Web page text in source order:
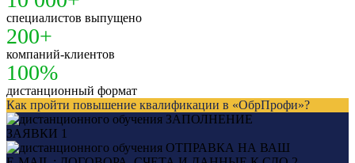
специалистов выпущено
200+
компаний-клиентов
100%
дистанционный формат
Как пройти повышение квалификации в «ОбрПрофи»?
ЗАПОЛНЕНИЕ
ЗАЯВКИ 1
ОТПРАВКА НА ВАШ